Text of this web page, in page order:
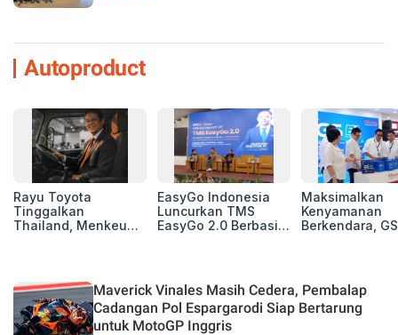
Autoproduct
Rayu Toyota
Tinggalkan
Thailand, Menkeu
Basis Produksi
ASEAN
EasyGo Indonesia
Luncurkan TMS
EasyGo 2.0 Berbasis
Maksimalkan
Kenyamanan
Berkendara,
2026
Maverick Vinales Masih Cedera, Pembalap
Cadangan Pol Espargarodi Siap Bertarung
untuk MotoGP Inggris